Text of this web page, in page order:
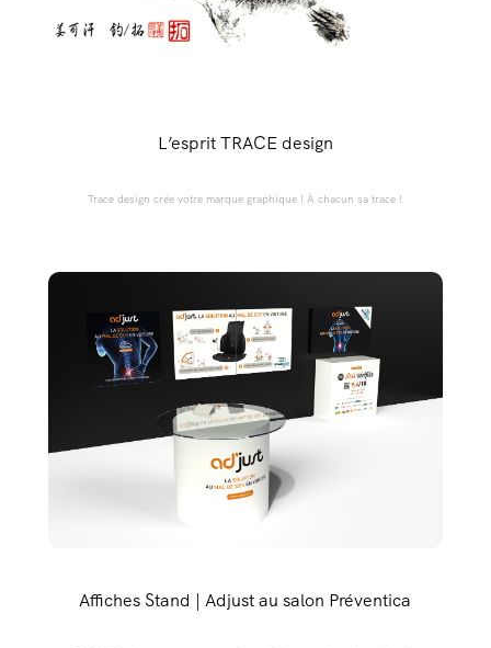
L’esprit TRACE design
Trace design crée votre marque graphique ! À chacun sa trace !
Affiches Stand | Adjust au salon Préventica